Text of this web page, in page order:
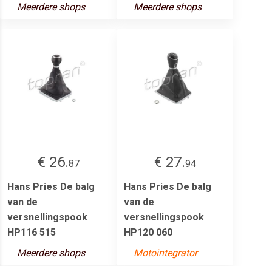
Meerdere shops
Meerdere shops
€ 26.87
Hans Pries De balg
van de
versnellingspook
HP116 515
Meerdere shops
€ 27.94
Hans Pries De balg
van de
versnellingspook
HP120 060
Motointegrator